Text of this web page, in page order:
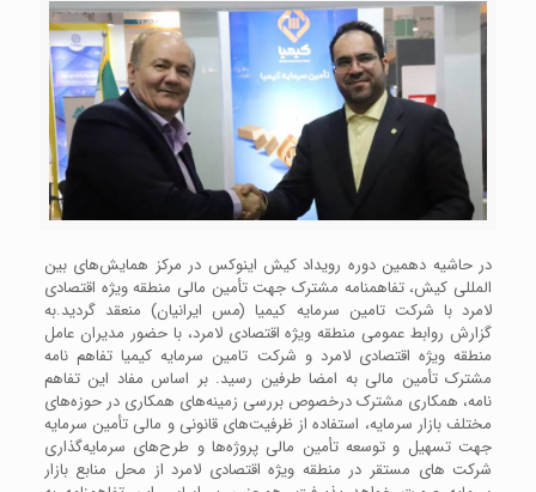
در حاشیه دهمین دوره رویداد کیش اینوکس در مرکز همایش‌های بین
المللی کیش، تفاهمنامه مشترک جهت تأمین مالی منطقه ویژه اقتصادی
لامرد با شرکت تامین سرمایه کیمیا (مس ایرانیان) منعقد گردید.به
گزارش روابط عمومی منطقه ویژه اقتصادی لامرد، با حضور مدیران عامل
منطقه ویژه اقتصادی لامرد و شرکت تامین سرمایه کیمیا تفاهم نامه
مشترک تأمین مالی به امضا طرفین رسید. بر اساس مفاد این تفاهم
نامه، همکاری مشترک درخصوص بررسی زمینه‌های همکاری در حوزه‌های
مختلف بازار سرمایه، استفاده از ظرفیت‌های قانونی و مالی تأمین سرمایه
جهت تسهیل و توسعه تأمین مالی پروژه‌ها و طرح‌های سرمایه‌گذاری
شرکت های مستقر در منطقه ویژه اقتصادی لامرد از محل منابع بازار